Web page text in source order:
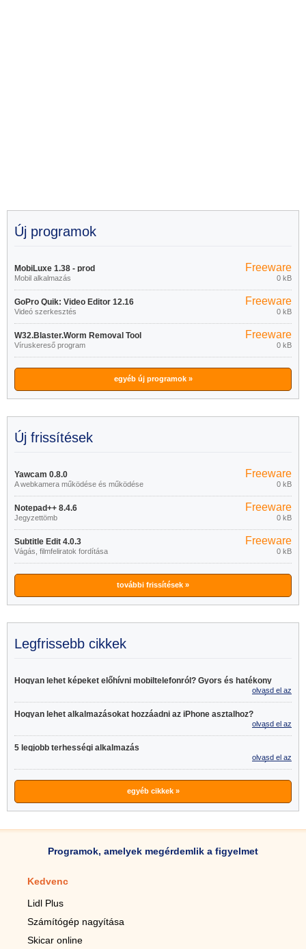
Új programok
MobiLuxe 1.38 - prod
Mobil alkalmazás
Freeware
0 kB
GoPro Quik: Video Editor 12.16
Videó szerkesztés
Freeware
0 kB
W32.Blaster.Worm Removal Tool
1.0.0
Víruskereső program
Freeware
0 kB
egyéb új programok »
Új frissítések
Yawcam 0.8.0
A webkamera működése és működése
Freeware
0 kB
Notepad++ 8.4.6
Jegyzettömb
Freeware
0 kB
Subtitle Edit 4.0.3
Vágás, filmfeliratok fordítása
Freeware
0 kB
további frissítések »
Legfrissebb cikkek
Hogyan lehet képeket előhívni mobiltelefonról? Gyors és hatékony
olvasd el az
egészet >>
Hogyan lehet alkalmazásokat hozzáadni az iPhone asztalhoz?
olvasd el az
egészet >>
5 legjobb terhességi alkalmazás
olvasd el az
egészet >>
egyéb cikkek »
Programok, amelyek megérdemlik a figyelmet
Kedvenc
Lidl Plus
Számítógép nagyítása
Skicar online